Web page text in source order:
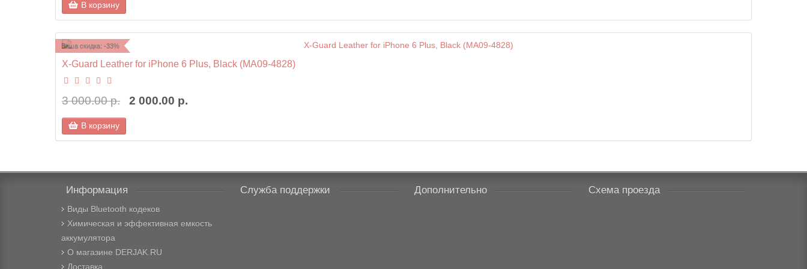
В корзину
Ваша скидка: -33%
X-Guard Leather for iPhone 6 Plus, Black (MA09-4828)
3 000.00 р. 2 000.00 р.
В корзину
Информация
Виды Bluetooth кодеков
Химическая и эффективная емкость
аккумулятора
О магазине DERJAK.RU
Доставка
Служба поддержки Дополнительно Схема проезда